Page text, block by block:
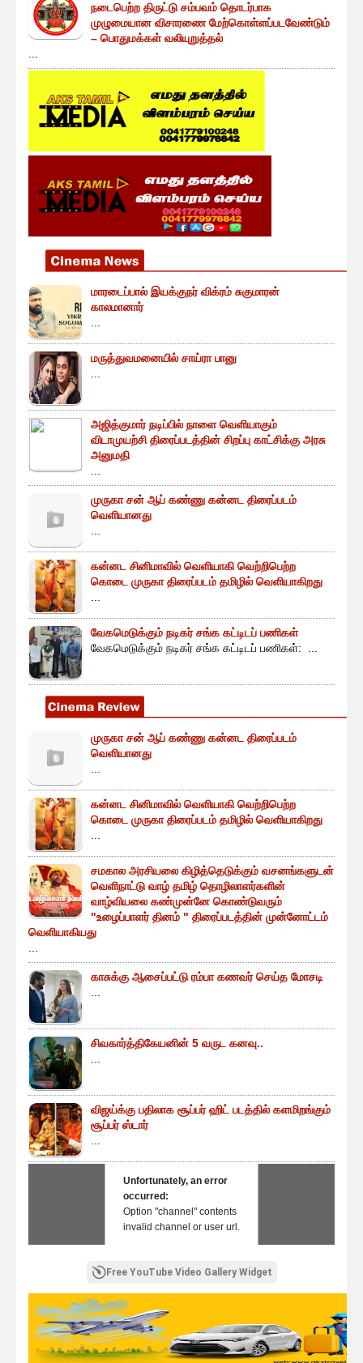
நடைபெற்ற திருட்டு சம்பவம் தொடர்பாக
முழுமையான விசாரணை மேற்கொள்ளப்படவேண்டும்
– பொதுமக்கள் வலியுறுத்தல்
...
மாரடைப்பால் இயக்குநர் விக்ரம் சுகுமாரன்
காலமானார்
...
மருத்துவமனையில் சாய்ரா பானு
...
அஜித்குமார் நடிப்பில் நாளை வெளியாகும்
விடாமுயற்சி திரைப்படத்தின் சிறப்பு காட்சிக்கு அரசு
அனுமதி
...
முருகா சன் ஆப் கண்ணு கன்னட திரைப்படம்
வெளியானது
...
கன்னட சினிமாவில் வெளியாகி வெற்றிபெற்ற
கொடை முருகா திரைப்படம் தமிழில் வெளியாகிறது
...
வேகமெடுக்கும் நடிகர் சங்க கட்டிடப் பணிகள்
வேகமெடுக்கும் நடிகர் சங்க கட்டிடப் பணிகள்: ...
முருகா சன் ஆப் கண்ணு கன்னட திரைப்படம்
வெளியானது
...
கன்னட சினிமாவில் வெளியாகி வெற்றிபெற்ற
கொடை முருகா திரைப்படம் தமிழில் வெளியாகிறது
...
சமகால அரசியலை கிழித்தெடுக்கும் வசனங்களுடன்
வெளிநாட்டு வாழ் தமிழ் தொழிலாளர்களின்
வாழ்வியலை கண்முன்னே கொண்டுவரும்
"உழைப்பாளர் தினம் " திரைப்படத்தின் முன்னோட்டம்
வெளியாகியது
...
காசுக்கு ஆசைப்பட்டு ரம்பா கணவர் செய்த மோசடி
...
சிவகார்த்திகேயனின் 5 வருட கனவு..
...
விஜய்க்கு பதிலாக சூப்பர் ஹிட் படத்தில் களமிறங்கும்
சூப்பர் ஸ்டார்
...
Unfortunately, an error
occurred:
Option "channel" contents
invalid channel or user url.
Free YouTube Video Gallery Widget